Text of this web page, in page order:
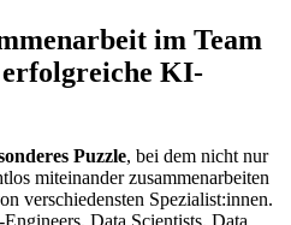
im Team
KI-
Puzzle, bei dem nicht nur
miteinander zusammenarbeiten
verschiedensten Spezialist:innen.
Data Scientists, Data